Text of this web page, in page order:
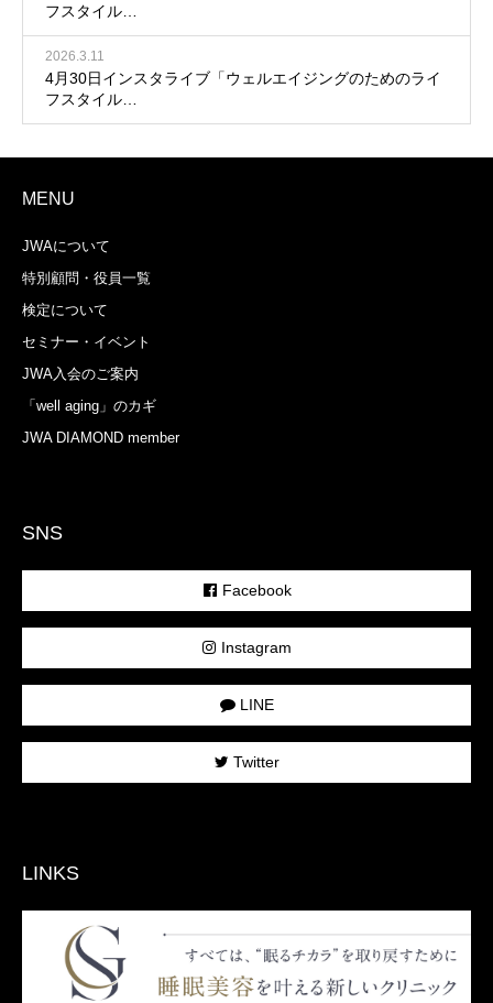
フスタイル…
2026.3.11
4月30日インスタライブ「ウェルエイジングのためのライ
フスタイル…
MENU
JWAについて
特別顧問・役員一覧
検定について
セミナー・イベント
JWA入会のご案内
「well aging」のカギ
JWA DIAMOND member
SNS
Facebook
Instagram
LINE
Twitter
LINKS